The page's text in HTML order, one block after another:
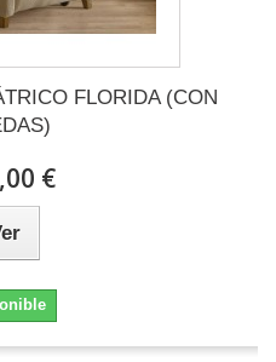
FLORIDA (CON
€